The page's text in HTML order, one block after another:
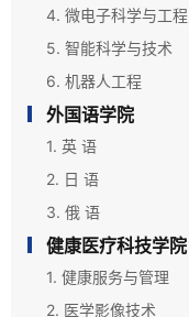
4. 微电子科学与工程
5. 智能科学与技术
6. 机器人工程
外国语学院
1. 英 语
2. 日 语
3. 俄 语
健康医疗科技学院
1. 健康服务与管理
2. 医学影像技术